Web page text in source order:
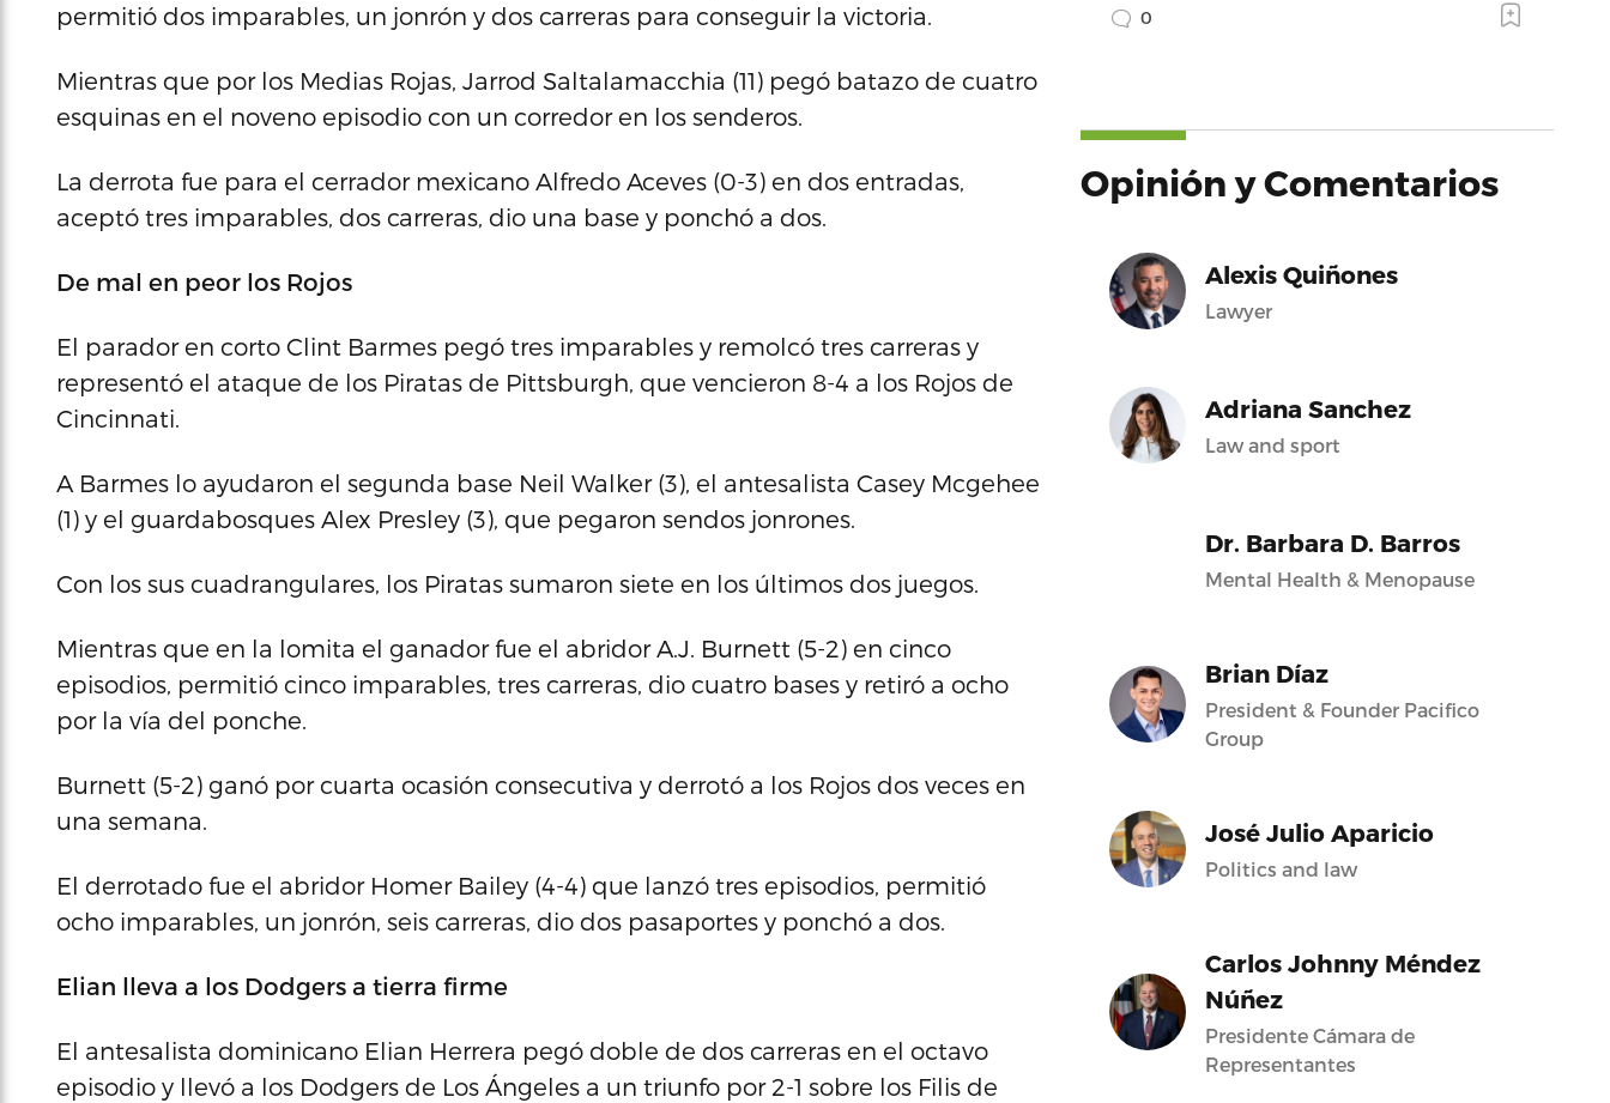
permitió dos imparables, un jonrón y dos carreras para conseguir la victoria.
Mientras que por los Medias Rojas, Jarrod Saltalamacchia (11) pegó batazo de cuatro
esquinas en el noveno episodio con un corredor en los senderos.
La derrota fue para el cerrador mexicano Alfredo Aceves (0-3) en dos entradas,
aceptó tres imparables, dos carreras, dio una base y ponchó a dos.
De mal en peor los Rojos
El parador en corto Clint Barmes pegó tres imparables y remolcó tres carreras y
representó el ataque de los Piratas de Pittsburgh, que vencieron 8-4 a los Rojos de
Cincinnati.
A Barmes lo ayudaron el segunda base Neil Walker (3), el antesalista Casey Mcgehee
(1) y el guardabosques Alex Presley (3), que pegaron sendos jonrones.
Con los sus cuadrangulares, los Piratas sumaron siete en los últimos dos juegos.
Mientras que en la lomita el ganador fue el abridor A.J. Burnett (5-2) en cinco
episodios, permitió cinco imparables, tres carreras, dio cuatro bases y retiró a ocho
por la vía del ponche.
Burnett (5-2) ganó por cuarta ocasión consecutiva y derrotó a los Rojos dos veces en
una semana.
El derrotado fue el abridor Homer Bailey (4-4) que lanzó tres episodios, permitió
ocho imparables, un jonrón, seis carreras, dio dos pasaportes y ponchó a dos.
Elian lleva a los Dodgers a tierra firme
El antesalista dominicano Elian Herrera pegó doble de dos carreras en el octavo
episodio y llevó a los Dodgers de Los Ángeles a un triunfo por 2-1 sobre los Filis de
0
Opinión y Comentarios
Alexis Quiñones
Lawyer
Adriana Sanchez
Law and sport
Dr. Barbara D. Barros
Mental Health & Menopause
Brian Díaz
President & Founder Pacifico
Group
José Julio Aparicio
Politics and law
Carlos Johnny Méndez
Núñez
Presidente Cámara de
Representantes